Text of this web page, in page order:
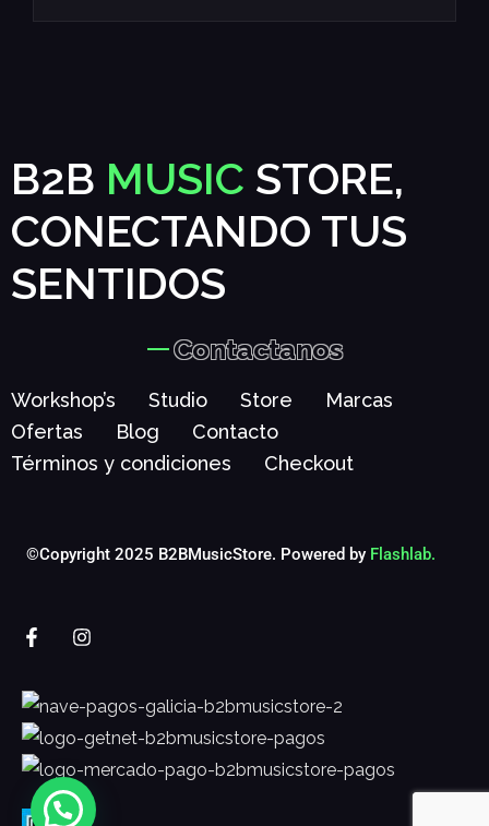
B2B MUSIC STORE,
CONECTANDO TUS
SENTIDOS
Contactanos
Workshop’s Studio Store
Marcas
Ofertas
Blog
Contacto
Términos y condiciones
Checkout
©Copyright 2025 B2BMusicStore. Powered by Flashlab.